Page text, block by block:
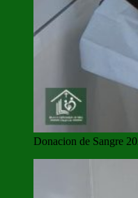
Donacion de Sangre